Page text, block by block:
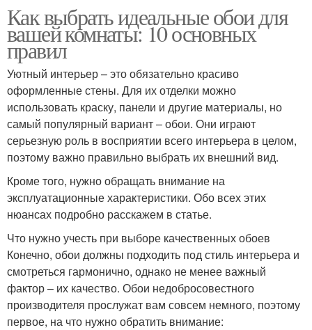
Как выбрать идеальные обои для
вашей комнаты: 10 основных
правил
Уютный интерьер – это обязательно красиво
оформленные стены. Для их отделки можно
использовать краску, панели и другие материалы, но
самый популярный вариант – обои. Они играют
серьезную роль в восприятии всего интерьера в целом,
поэтому важно правильно выбрать их внешний вид.
Кроме того, нужно обращать внимание на
эксплуатационные характеристики. Обо всех этих
нюансах подробно расскажем в статье.
Что нужно учесть при выборе качественных обоев
Конечно, обои должны подходить под стиль интерьера и
смотреться гармонично, однако не менее важный
фактор – их качество. Обои недобросовестного
производителя прослужат вам совсем немного, поэтому
первое, на что нужно обратить внимание: